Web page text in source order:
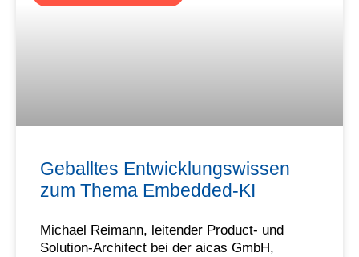
Geballtes Entwicklungswissen
zum Thema Embedded-KI
Michael Reimann, leitender Product- und
Solution-Architect bei der aicas GmbH,